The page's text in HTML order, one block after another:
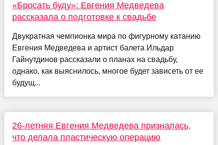
«Бросать буду»: Евгения Медведева
рассказала о подготовке к свадьбе
Двукратная чемпионка мира по фигурному катанию
Евгения Медведева и артист балета Ильдар
Гайнутдинов рассказали о планах на свадьбу,
однако, как выяснилось, многое будет зависеть от ее
будущ...
26-летняя Евгения Медведева призналась,
что делала пластическую операцию